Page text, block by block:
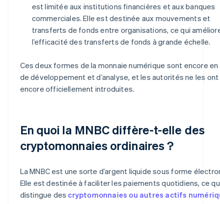
est limitée aux institutions financières et aux banques
commerciales. Elle est destinée aux mouvements et
transferts de fonds entre organisations, ce qui
l’efficacité des transferts de fonds à grande échelle.
Ces deux formes de la monnaie numérique sont encore
de développement et d’analyse, et les autorités ne les
encore officiellement introduites.
En quoi la MNBC diffère-t-elle des
cryptomonnaies ordinaires ?
La MNBC est une sorte d’argent liquide sous forme
Elle est destinée à faciliter les paiements quotidiens, ce
distingue des cryptomonnaies ou autres actifs